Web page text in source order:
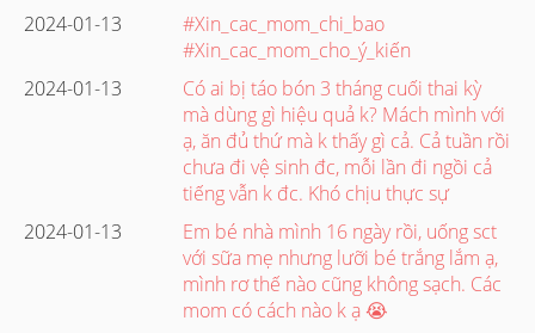
2024-01-13
#Xin_cac_mom_chi_bao
#Xin_cac_mom_cho_ý_kiến
2024-01-13
Có ai bị táo bón 3 tháng cuối thai kỳ
mà dùng gì hiệu quả k? Mách mình với
ạ, ăn đủ thứ mà k thấy gì cả. Cả tuần rồi
chưa đi vệ sinh đc, mỗi lần đi ngồi cả
tiếng vẫn k đc. Khó chịu thực sự
2024-01-13
Em bé nhà mình 16 ngày rồi, uống sct
với sữa mẹ nhưng lưỡi bé trắng lắm ạ,
mình rơ thế nào cũng không sạch. Các
mom có cách nào k ạ 😭